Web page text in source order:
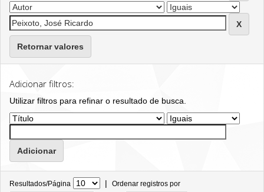
Retornar valores
Adicionar filtros:
Utilizar filtros para refinar o resultado de busca.
Resultados/Página | Ordenar registros por